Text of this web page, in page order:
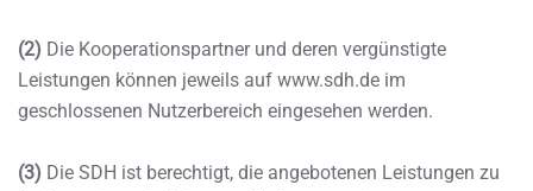
(2) Die Kooperationspartner und deren vergünstigte
Leistungen können jeweils auf www.sdh.de im
geschlossenen Nutzerbereich eingesehen werden.
(3) Die SDH ist berechtigt, die angebotenen Leistungen zu